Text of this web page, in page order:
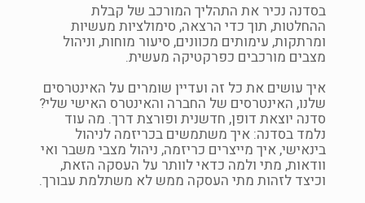
בסדנה נכיר את התהליך המורכב של קבלת
ההחלטות, תוך כדי הרצאה, סימולציות מעשיות
ומרתקות, עימותים מכוונים, סיעור מוחות, וניהול
מצבים מורכבים כפרקטיקה מעשית.
איך עושים את כל זה ועדיין שומרים על האינטרסים
שלנו, האינטרסים של החברה והאינטרס האישי שלי?
סדנה יוצאת דופן, חדשנית ופורצת דרך. מה עוד
נלמד בסדנה: איך משתמשים בכריזמה לניהול
בינאישי, איך מייצרים כריזמה, ניהול מצבי משבר ואי
וודאות, מתי ולמה כדאי לוותר על העסקה הזאת,
וכיצד לזהות מתי העסקה ממש לא משתלמת עבורך.